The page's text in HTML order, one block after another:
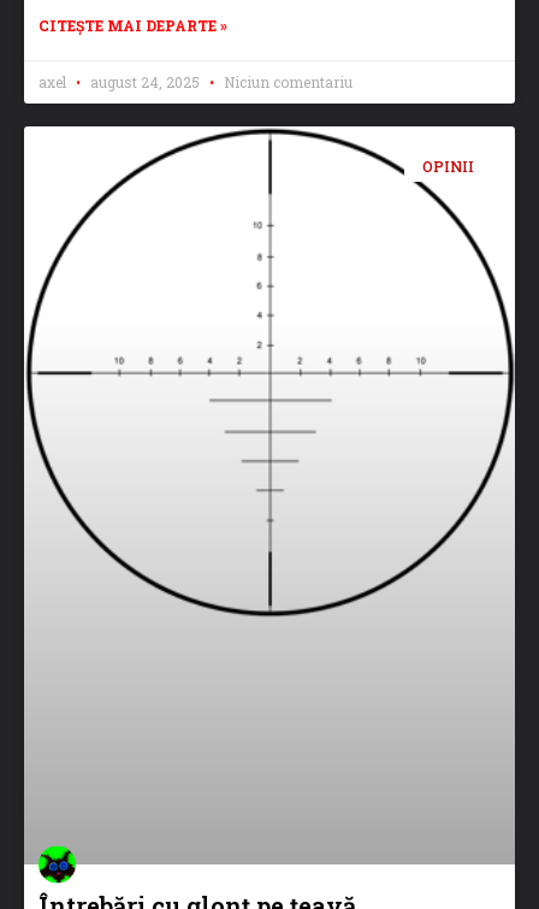
CITEȘTE MAI DEPARTE »
axel august 24, 2025 Niciun comentariu
OPINII